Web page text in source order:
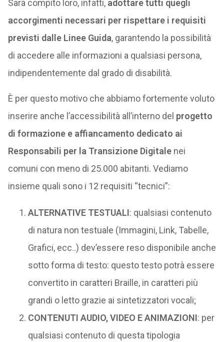
Sarà compito loro, infatti, adottare tutti quegli
accorgimenti necessari per rispettare i requisiti
previsti dalle Linee Guida, garantendo la possibilità
di accedere alle informazioni a qualsiasi persona,
indipendentemente dal grado di disabilità.
È per questo motivo che abbiamo fortemente voluto
inserire anche l’accessibilità all’interno del progetto
di formazione e affiancamento dedicato ai
Responsabili per la Transizione Digitalenei
comuni con meno di 25.000 abitanti. Vediamo
insieme quali sono i 12 requisiti “tecnici”:
ALTERNATIVE TESTUALI: qualsiasi contenuto
di natura non testuale (Immagini, Link, Tabelle,
Grafici, ecc..) dev’essere reso disponibile anche
sotto forma di testo: questo testo potrà essere
convertito in caratteri Braille, in caratteri più
grandi o letto grazie ai sintetizzatori vocali;
CONTENUTI AUDIO, VIDEO E ANIMAZIONI: per
qualsiasi contenuto di questa tipologia